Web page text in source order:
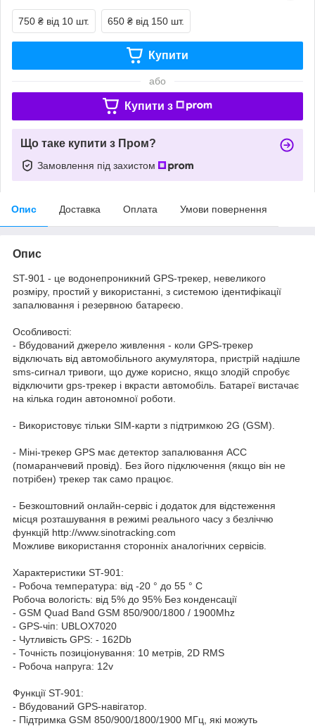
750 ₴ від 10 шт. 650 ₴ від 150 шт.
Купити
або
Купити з
Що таке купити з Пром?
Замовлення під захистом
Опис Доставка Оплата Умови повернення
Опис
ST-901 - це водонепроникний GPS-трекер, невеликого
розміру, простий у використанні, з системою ідентифікації
запалювання і резервною батареєю.
Особливості:
- Вбудований джерело живлення - коли GPS-трекер
відключать від автомобільного акумулятора, пристрій надішле
sms-сигнал тривоги, що дуже корисно, якщо злодій спробує
відключити gps-трекер і вкрасти автомобіль. Батареї вистачає
на кілька годин автономної роботи.
- Використовує тільки SIM-карти з підтримкою 2G (GSM).
- Міні-трекер GPS має детектор запалювання ACC
(помаранчевий провід). Без його підключення (якщо він не
потрібен) трекер так само працює.
- Безкоштовний онлайн-сервіс і додаток для відстеження
місця розташування в режимі реального часу з безліччю
функцій http://www.sinotracking.com
Можливе використання сторонніх аналогічних сервісів.
Характеристики ST-901:
- Робоча температура: від -20 ° до 55 ° C
Робоча вологість: від 5% до 95% Без конденсації
- GSM Quad Band GSM 850/900/1800 / 1900Mhz
- GPS-чіп: UBLOX7020
- Чутливість GPS: - 162Db
- Точність позиціонування: 10 метрів, 2D RMS
- Робоча напруга: 12v
Функції ST-901:
- Вбудований GPS-навігатор.
- Підтримка GSM 850/900/1800/1900 МГц, які можуть